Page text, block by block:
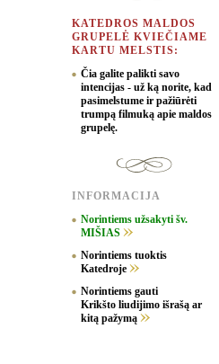
KATEDROS MALDOS
GRUPELĖ KVIEČIAME
KARTU MELSTIS:
Čia galite palikti savo
intencijas - už ką norite, kad
pasimelstume ir pažiūrėti
trumpą filmuką apie maldos
grupelę.
INFORMACIJA
Norintiems užsakyti šv.
MIŠIAS
Norintiems tuoktis
Katedroje
Norintiems gauti
Krikšto liudijimo išrašą ar
kitą pažymą